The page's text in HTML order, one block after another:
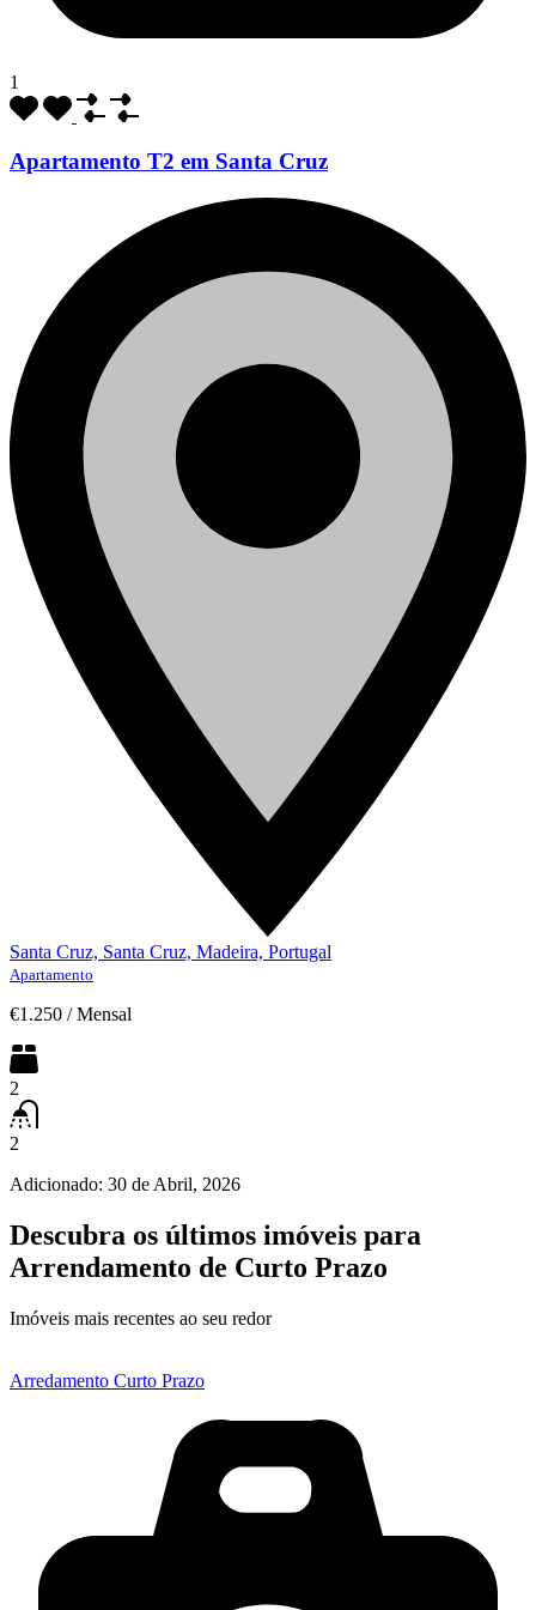
1
Apartamento T2 em Santa Cruz
Santa Cruz, Santa Cruz, Madeira, Portugal
Apartamento
€1.250 / Mensal
2
2
Adicionado: 30 de Abril, 2026
Descubra os últimos imóveis para
Arrendamento de Curto Prazo
Imóveis mais recentes ao seu redor
Arredamento Curto Prazo